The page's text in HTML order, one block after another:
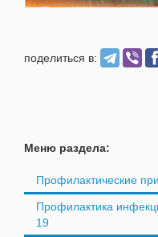
поделиться в:
Меню раздела:
Профилактические
Профилактика
19